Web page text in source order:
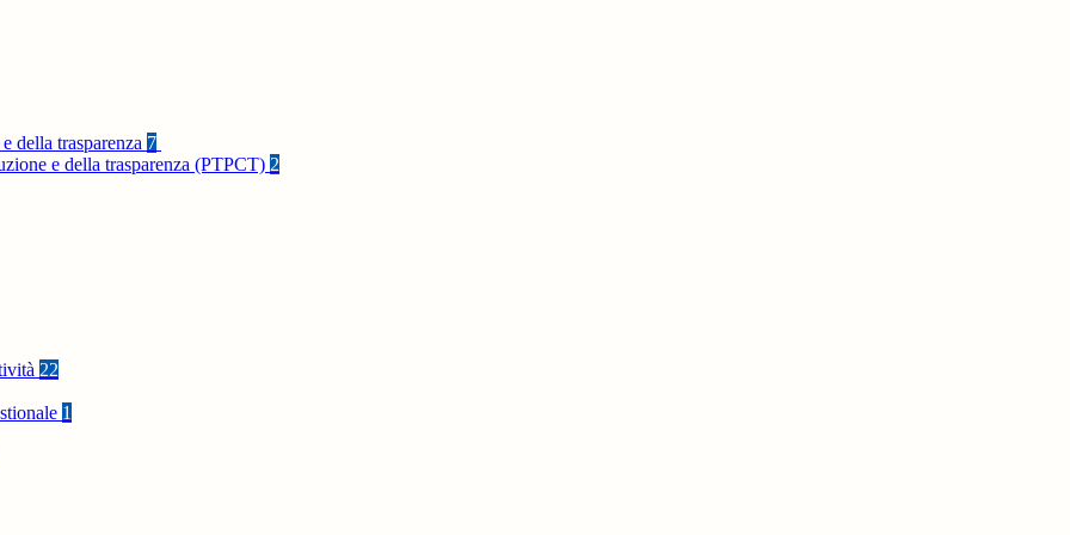
della trasparenza 7
e della trasparenza (PTPCT) 2
22
1